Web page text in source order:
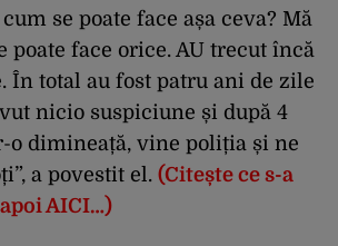
se poate face așa ceva? Mă
poate face orice. AU trecut încă
În total au fost patru ani de zile
nicio suspiciune și după 4
o dimineață, vine poliția și ne
a povestit el. (Citește ce s-a
AICI…)